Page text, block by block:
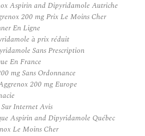
Aspirin and Dipyridamole Autriche
200 mg Prix Le Moins Cher
En Ligne
à prix réduit
Sans Prescription
En France
mg Sans Ordonnance
200 mg Europe
Internet Avis
Aspirin and Dipyridamole Québec
Le Moins Cher